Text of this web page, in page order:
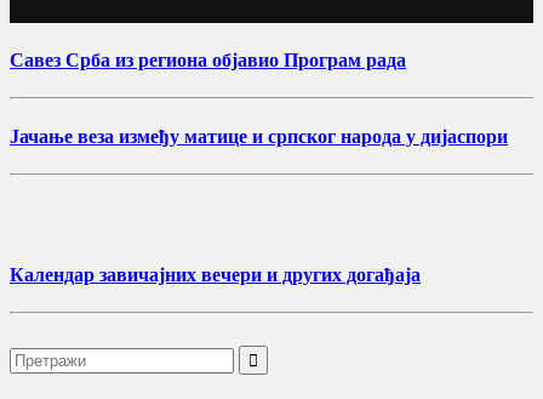
Савез Срба из региона објавио Програм рада
Јачање веза између матице и српског народа у дијаспори
Календар завичајних вечери и других догађаја